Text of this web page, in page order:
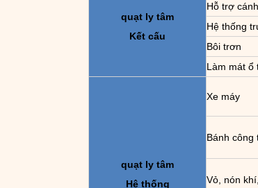
quạt ly tâm
Kết cấu
Hỗ trợ
Hệ thống
Bôi trơn
Làm mát ổ
quạt ly tâm
Hệ thống
Xe máy
Bánh công
Vỏ, nón khí,